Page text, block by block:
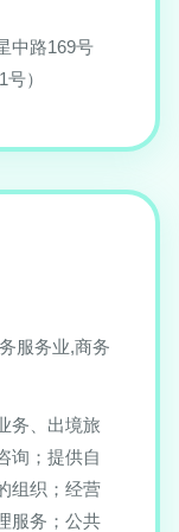
中路169号
）
服务业,商务
务、出境旅
询；提供自
组织；经营
服务；公共